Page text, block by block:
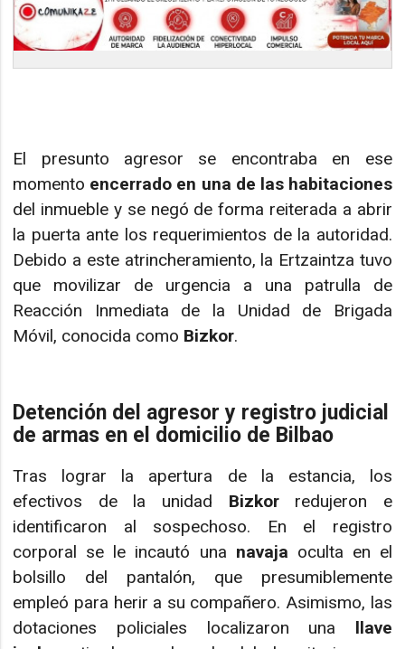
El presunto agresor se encontraba en ese
momento encerrado en una de las habitaciones
del inmueble y se negó de forma reiterada a abrir
la puerta ante los requerimientos de la autoridad.
Debido a este atrincheramiento, la Ertzaintza tuvo
que movilizar de urgencia a una patrulla de
Reacción Inmediata de la Unidad de Brigada
Móvil, conocida como Bizkor.
Detención del agresor y registro judicial
de armas en el domicilio de Bilbao
Tras lograr la apertura de la estancia, los
efectivos de la unidad Bizkorredujeron e
identificaron al sospechoso. En el registro
corporal se le incautó una navaja oculta en el
bolsillo del pantalón, que presumiblemente
empleó para herir a su compañero. Asimismo, las
dotaciones policiales localizaron una llave